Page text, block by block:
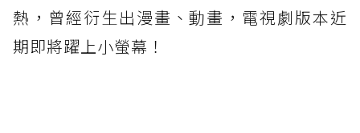
熱，曾經衍生出漫畫、動畫，電視劇版本近
期即將躍上小螢幕！